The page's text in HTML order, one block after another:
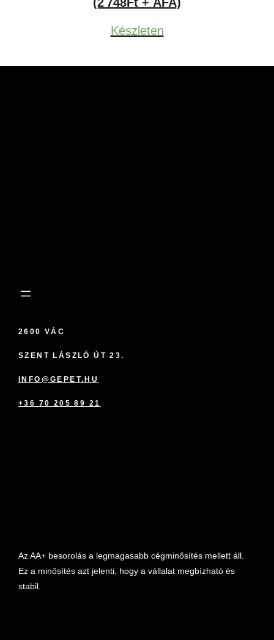
Készleten
2600 VÁC
SZENT LÁSZLÓ ÚT 23.
INFO@GEPET.HU
+36 70 205 89 21
Az AA+ besorolás a legmagasabb cégminősítés mellett áll.
Ez a minősítés azt jelenti, hogy a vállalat megbízható és
stabil.